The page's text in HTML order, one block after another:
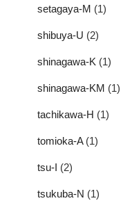
setagaya-M (1)
shibuya-U (2)
shinagawa-K (1)
shinagawa-KM (1)
tachikawa-H (1)
tomioka-A(1)
tsu-I (2)
tsukuba-N (1)